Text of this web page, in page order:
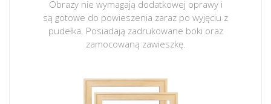
Obrazy nie wymagają dodatkowej oprawy i
są gotowe do powieszenia zaraz po wyjęciu z
pudełka. Posiadają zadrukowane boki oraz
zamocowaną zawieszkę.